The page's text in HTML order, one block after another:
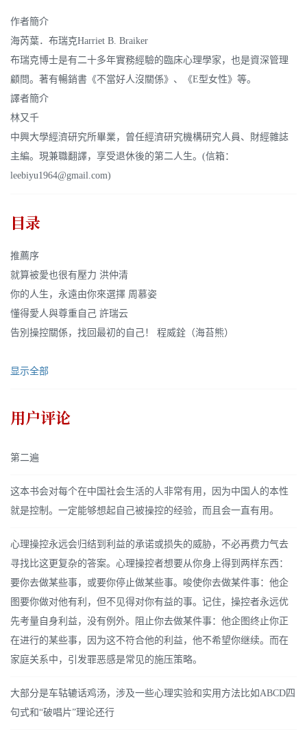
作者簡介
海芮葉．布瑞克Harriet B. Braiker
布瑞克博士是有二十多年實務經驗的臨床心理學家，也是資深管理
顧問。著有暢銷書《不當好人沒關係》、《E型女性》等。
譯者簡介
林又千
中興大學經濟研究所畢業，曾任經濟研究機構研究人員、財經雜誌
主編。現兼職翻譯，享受退休後的第二人生。(信箱：
leebiyu1964@gmail.com)
目录
推薦序
就算被愛也很有壓力 洪仲清
你的人生，永遠由你來選擇 周慕姿
懂得愛人與尊重自己 許瑞云
告別操控關係，找回最初的自己！ 程威銓（海苔熊）
显示全部
用户评论
第二遍
这本书会对每个在中国社会生活的人非常有用，因为中国人的本性
就是控制。一定能够想起自己被操控的经验，而且会一直有用。
心理操控永远会归结到利益的承诺或损失的威胁，不必再费力气去
寻找比这更复杂的答案。心理操控者想要从你身上得到两样东西：
要你去做某些事，或要你停止做某些事。唆使你去做某件事：他企
图要你做对他有利，但不见得对你有益的事。记住，操控者永远优
先考量自身利益，没有例外。阻止你去做某件事：他企图终止你正
在进行的某些事，因为这不符合他的利益，他不希望你继续。而在
家庭关系中，引发罪恶感是常见的施压策略。
大部分是车轱辘话鸡汤，涉及一些心理实验和实用方法比如ABCD四
句式和“破唱片”理论还行